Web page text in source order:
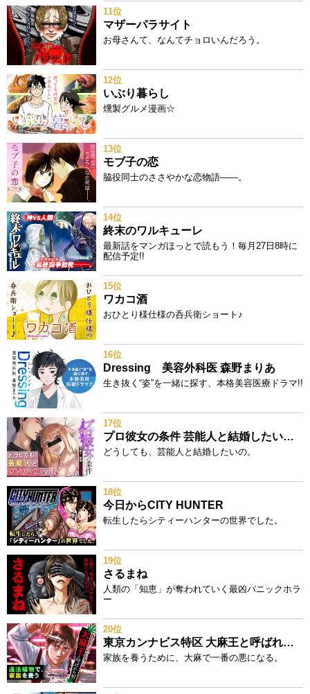
11位
マザーパラサイト
お母さんて、なんてチョロいんだろう。
12位
いぶり暮らし
燻製グルメ漫画☆
13位
モブ子の恋
脇役同士のささやかな恋物語――。
14位
終末のワルキューレ
最新話をマンガほっとで読もう！毎月27日8時に
配信予定!!
15位
ワカコ酒
おひとり様仕様の呑兵衛ショート♪
16位
Dressing 美容外科医 森野まりあ
生き抜く“姿”を一緒に探す、本格美容医療ドラマ!!
17位
プロ彼女の条件 芸能人と結婚したい女たち
どうしても、芸能人と結婚したいの。
18位
今日からCITY HUNTER
転生したらシティーハンターの世界でした。
19位
さるまね
人類の「知恵」が奪われていく最凶パニックホラ
ー
20位
東京カンナビス特区 大麻王と呼ばれた男
家族を養うために、大麻で一番の悪になる。